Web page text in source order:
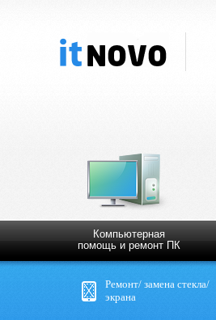
Компьютерная
помощь и ремонт ПК
Ремонт/ замена стекла/
экрана